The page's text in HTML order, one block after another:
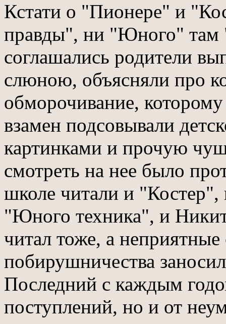
Кстати о "Пионере" и
правды", ни "Юного" там
соглашались родители
слюною, объясняли про
обморочивание, которому
взамен подсовывали
картинками и прочую
смотреть на нее было
школе читали и
"Юного техника", и
читал тоже, а
побирушничества
Последний с каждым
поступлений, но и от